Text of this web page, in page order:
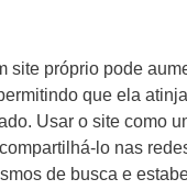
site próprio pode
que ela
Usar o site como
lo nas
de busca e